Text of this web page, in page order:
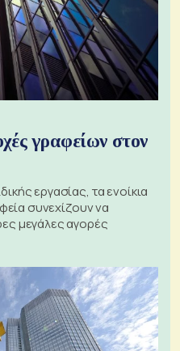
γραφείων στον
εργασίας, τα ενοίκια
συνεχίζουν να
μεγάλες αγορές